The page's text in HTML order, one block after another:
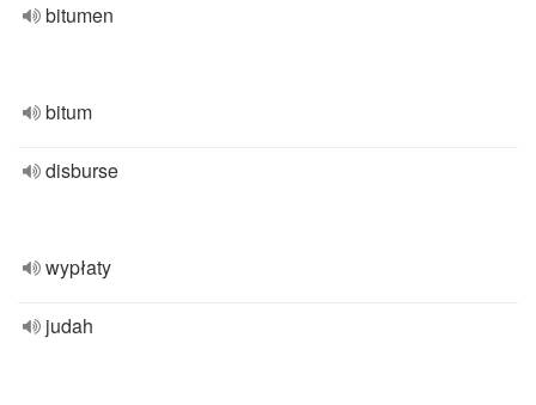
bitumen
bitum
disburse
wypłaty
judah